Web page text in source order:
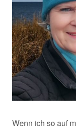
Wenn ich so auf